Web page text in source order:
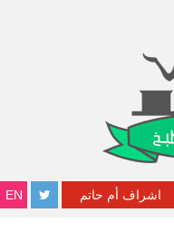
EN اشراف أم حاتم